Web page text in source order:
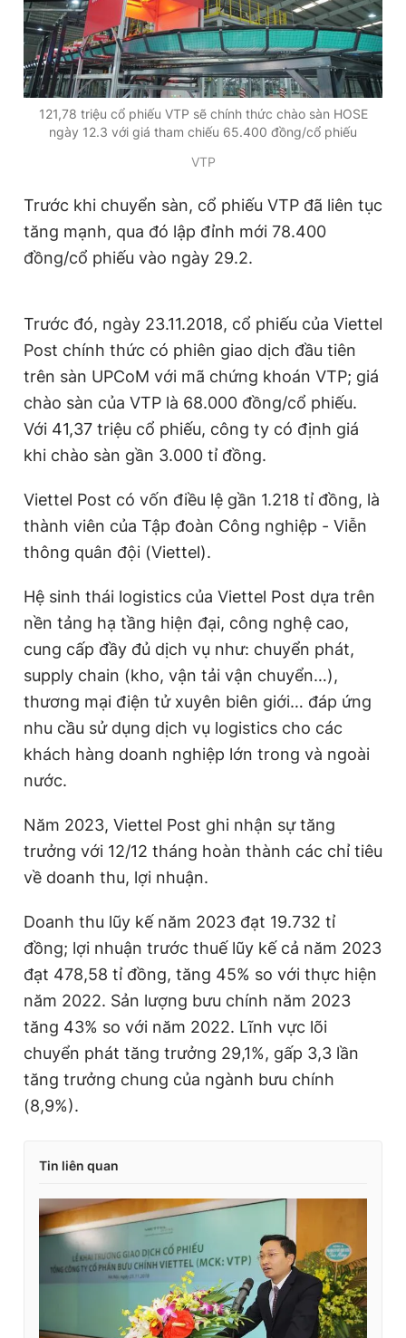
Đặt báo Quảng cáo RSS Tòa soạn Chính sách bảo
Tổng biên tập: Nguyễn Ngọc Toàn
Phó tổng biên tập thường trực: Hải Thành
Phó tổng biên tập: Lâm Hiếu Dũng
Phó tổng biên tập: Trần Việt Hưng
Tổng thư ký tòa soạn: Đức Trung
Giấy phép xuất bản số 110/GP - BTTTT cấp ngày 24.3.2020
chép dưới mọi hình thức nếu không có sự chấp thuận bằng văn
121,78 triệu cổ phiếu VTP sẽ chính thức chào sàn HOSE
ngày 12.3 với giá tham chiếu 65.400 đồng/cổ phiếu
VTP
Trước khi chuyển sàn, cổ phiếu VTP đã liên tục
tăng mạnh, qua đó lập đỉnh mới 78.400
đồng/cổ phiếu vào ngày 29.2.
Trước đó, ngày 23.11.2018, cổ phiếu của Viettel
Post chính thức có phiên giao dịch đầu tiên
trên sàn UPCoM với mã chứng khoán VTP; giá
chào sàn của VTP là 68.000 đồng/cổ phiếu.
Với 41,37 triệu cổ phiếu, công ty có định giá
khi chào sàn gần 3.000 tỉ đồng.
Viettel Post có vốn điều lệ gần 1.218 tỉ đồng, là
thành viên của Tập đoàn Công nghiệp - Viễn
thông quân đội (Viettel).
Hệ sinh thái logistics của Viettel Post dựa trên
nền tảng hạ tầng hiện đại, công nghệ cao,
cung cấp đầy đủ dịch vụ như: chuyển phát,
supply chain (kho, vận tải vận chuyển…),
thương mại điện tử xuyên biên giới… đáp ứng
nhu cầu sử dụng dịch vụ logistics cho các
khách hàng doanh nghiệp lớn trong và ngoài
nước.
Năm 2023, Viettel Post ghi nhận sự tăng
trưởng với 12/12 tháng hoàn thành các chỉ tiêu
về doanh thu, lợi nhuận.
Doanh thu lũy kế năm 2023 đạt 19.732 tỉ
đồng; lợi nhuận trước thuế lũy kế cả năm 2023
đạt 478,58 tỉ đồng, tăng 45% so với thực hiện
năm 2022. Sản lượng bưu chính năm 2023
tăng 43% so với năm 2022. Lĩnh vực lõi
chuyển phát tăng trưởng 29,1%, gấp 3,3 lần
tăng trưởng chung của ngành bưu chính
(8,9%).
Tin liên quan